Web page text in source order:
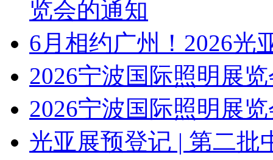
览会的通知
6月相约广州！2026光
2026宁波国际照明展
2026宁波国际照明展
光亚展预登记 | 第二批